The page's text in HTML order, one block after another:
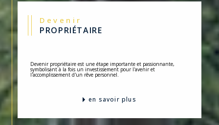
Devenir
PROPRIÉTAIRE
Devenir propriétaire est une étape importante et passionnante,
symbolisant à la fois un investissement pour l'avenir et
l'accomplissement d'un rêve personnel.
en savoir plus